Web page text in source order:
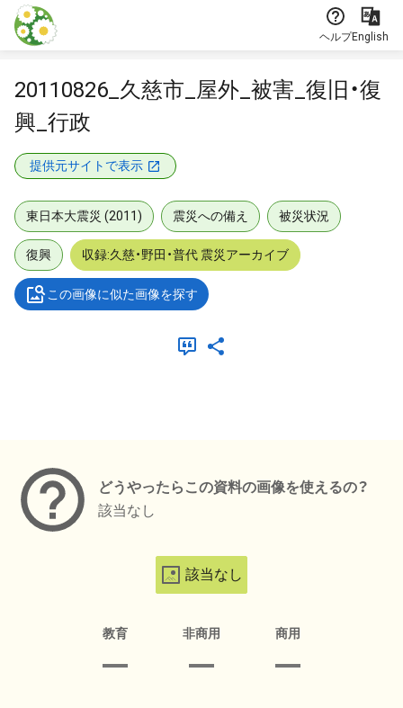
本文に飛ぶ
ヘルプEnglish
20110826_久慈市_屋外_被害_復旧・復
興_行政
提供元サイトで表示
東日本大震災 (2011) 震災への備え 被災状況
復興 収録:久慈・野田・普代 震災アーカイブ
この画像に似た画像を探す
どうやったらこの資料の画像を使えるの？
該当なし
該当なし
教育 非商用 商用